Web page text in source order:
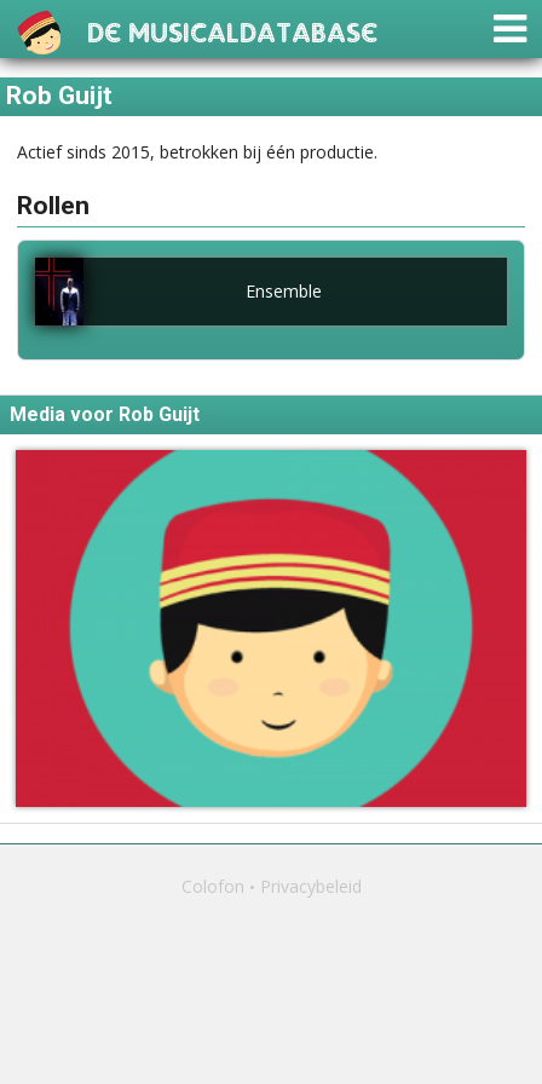
De Musicaldatabase
Rob Guijt
Actief sinds 2015, betrokken bij één productie.
Rollen
Ensemble
Media voor Rob Guijt
Colofon Privacybeleid